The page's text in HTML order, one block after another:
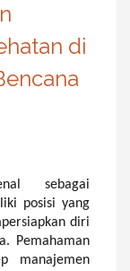
di
sebagai
posisi yang
diri
Pemahaman
manajemen